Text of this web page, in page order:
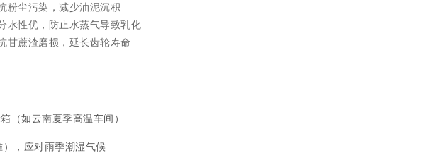
粉尘污染，减少油泥沉积
水性优，防止水蒸气导致乳化
甘蔗渣磨损，延长齿轮寿命
（如云南夏季高温车间）
，应对雨季潮湿气候